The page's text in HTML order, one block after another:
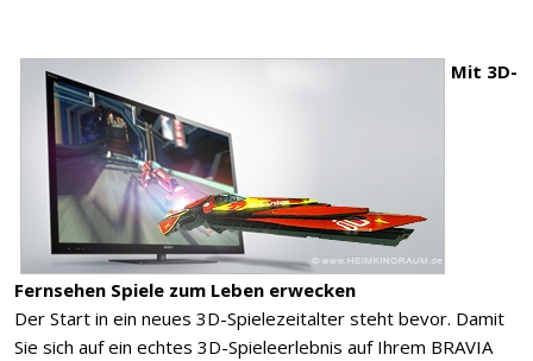
Mit 3D-
Fernsehen Spiele zum Leben erwecken
Der Start in ein neues 3D-Spielezeitalter steht bevor. Damit
Sie sich auf ein echtes 3D-Spieleerlebnis auf Ihrem BRAVIA